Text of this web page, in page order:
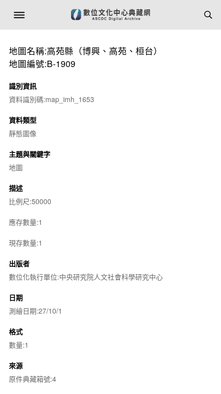
地圖名稱:高苑縣（博興、高苑、桓台）
地圖編號:B-1909
識別資訊
資料識別碼:map_imh_1653
資料類型
靜態圖像
主題與關鍵字
地圖
描述
比例尺:50000
應存數量:1
現存數量:1
出版者
數位化執行單位:中央研究院人文社會科學研究中心
日期
測繪日期:27/10/1
格式
數量:1
來源
原件典藏箱號:4